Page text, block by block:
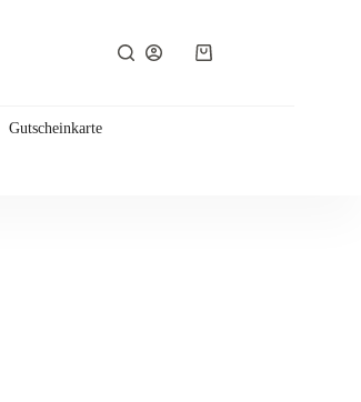
Warenkorb
Gutscheinkarte